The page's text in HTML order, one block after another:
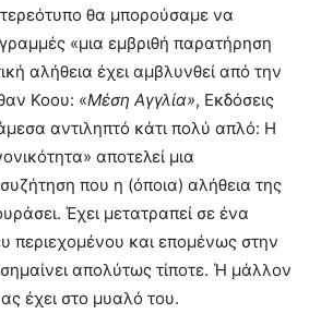
θα μπορούσαμε να
«μια εμβριθή παρατήρηση
αλήθεια έχει αμβλυνθεί από την
Κοου: «Μέση Αγγλία», Εκδόσεις
αντιληπτό κάτι πολύ απλό: H
αποτελεί μια
που η (όποια) αλήθεια της
Έχει μετατραπεί σε ένα
περιεχομένου και επομένως στην
απολύτως τίποτε. Ή μάλλον
έχει στο μυαλό του.